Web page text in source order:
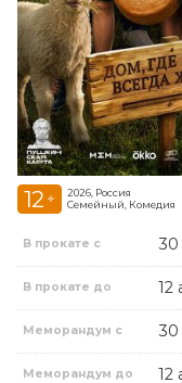
12 +
2026, Россия
Семейный, Комедия
В прокате с
В прокате до 12
Меморандум с
Меморандум до 12